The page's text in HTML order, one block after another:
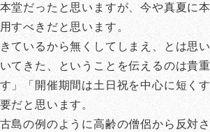
堂だったと思いますが、今や真夏に
すべきだと思います。
ているから無くしてしまえ、とは思い
てきた、ということを伝えるのは貴重
」「開催期間は土日祝を中心に短く
だと思います。
島の例のように高齢の僧侶から反対